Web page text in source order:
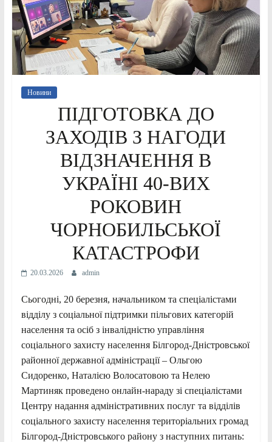
Новини
ПІДГОТОВКА ДО
ЗАХОДІВ З НАГОДИ
ВІДЗНАЧЕННЯ В
УКРАЇНІ 40-ВИХ
РОКОВИН
ЧОРНОБИЛЬСЬКОЇ
КАТАСТРОФИ
20.03.2026 admin
Сьогодні, 20 березня, начальником та спеціалістами
відділу з соціальної підтримки пільгових категорій
населення та осіб з інвалідністю управління
соціального захисту населення Білгород-Дністровської
районної державної адміністрації – Ольгою
Сидоренко, Наталією Волосатовою та Нелею
Мартиняк проведено онлайн-нараду зі спеціалістами
Центру надання адміністративних послуг та відділів
соціального захисту населення територіальних громад
Білгород-Дністровського району з наступних питань: